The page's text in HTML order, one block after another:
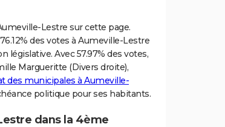
Lestre sur cette page.
des votes à Aumeville-Lestre
législative. Avec 57.97% des votes,
Margueritte (Divers droite),
des municipales à Aumeville-
politique pour ses habitants.
dans la 4ème